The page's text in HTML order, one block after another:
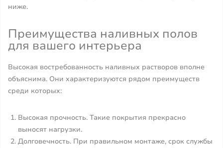
ниже.
Преимущества наливных полов
для вашего интерьера
Высокая востребованность наливных растворов вполне
объяснима. Они характеризуются рядом преимуществ
среди которых:
Высокая прочность. Такие покрытия прекрасно
выносят нагрузки.
Долговечность. При правильном монтаже, срок службы